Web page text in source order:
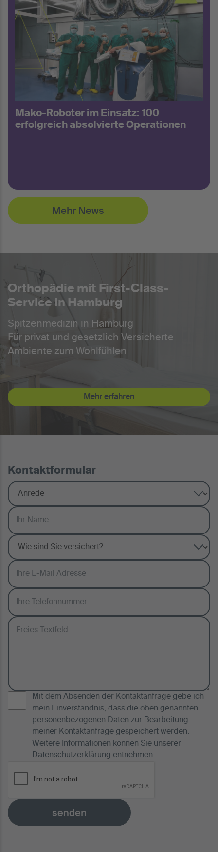
Mako-Roboter im Einsatz: 100
erfolgreich absolvierte Operationen
Mehr News
Orthopädie mit First-Class-
Service in Hamburg
Spitzenmedizin in Hamburg
Für privat und gesetzlich Versicherte
Ambiente zum Wohlfühlen
Mehr erfahren
Kontaktformular
Mit dem Absenden der Kontaktanfrage gebe ich
mein Einverständnis, dass die oben genannten
personenbezogenen Daten zur Bearbeitung
meiner Kontaktanfrage gespeichert werden.
Weitere Informationen können Sie unserer
Datenschutzerklärung entnehmen.
senden